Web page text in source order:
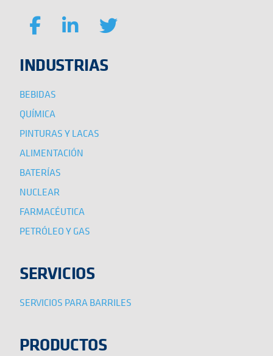
INDUSTRIAS
BEBIDAS
QUÍMICA
PINTURAS Y LACAS
ALIMENTACIÓN
BATERÍAS
NUCLEAR
FARMACÉUTICA
PETRÓLEO Y GAS
SERVICIOS
SERVICIOS PARA BARRILES
PRODUCTOS